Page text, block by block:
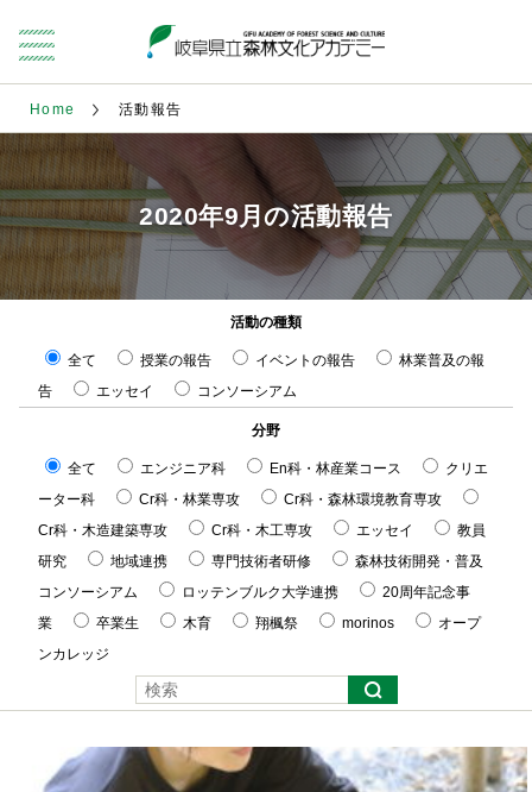
Home 活動報告
2020年9月の活動報告
活動の種類
全て 授業の報告 イベントの報告
林業普及の報
告
エッセイ コンソーシアム
分野
全て エンジニア科 En科・林産業コース
クリエ
ーター科
Cr科・林業専攻
Cr科・森林環境教育専攻
Cr科・木造建築専攻
Cr科・木工専攻 エッセイ
教員
研究
地域連携 専門技術者研修
森林技術開発・普及
コンソーシアム
ロッテンブルク大学連携
20周年記念事
業
卒業生 木育 翔楓祭 morinos
オープ
ンカレッジ